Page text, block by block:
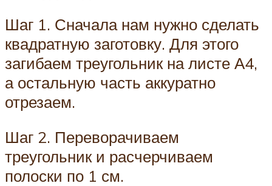
Шаг 1. Сначала нам нужно сделать
квадратную заготовку. Для этого
загибаем треугольник на листе А4,
а остальную часть аккуратно
отрезаем.
Шаг 2. Переворачиваем
треугольник и расчерчиваем
полоски по 1 см.